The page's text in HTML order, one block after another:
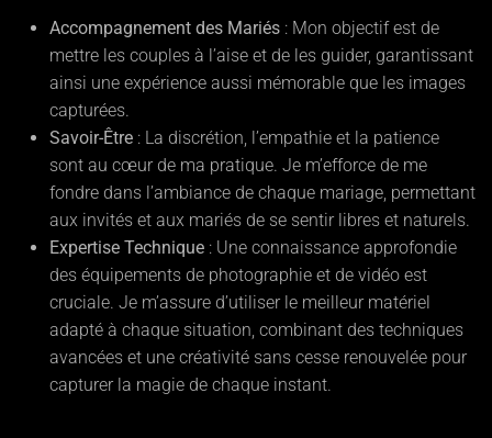
Accompagnement des Mariés : Mon objectif est de
mettre les couples à l’aise et de les guider, garantissant
ainsi une expérience aussi mémorable que les images
capturées.
Savoir-Être : La discrétion, l’empathie et la patience
sont au cœur de ma pratique. Je m’efforce de me
fondre dans l’ambiance de chaque mariage, permettant
aux invités et aux mariés de se sentir libres et naturels.
Expertise Technique : Une connaissance approfondie
des équipements de photographie et de vidéo est
cruciale. Je m’assure d’utiliser le meilleur matériel
adapté à chaque situation, combinant des techniques
avancées et une créativité sans cesse renouvelée pour
capturer la magie de chaque instant.